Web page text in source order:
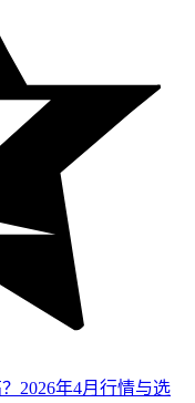
2026年4月行情与选